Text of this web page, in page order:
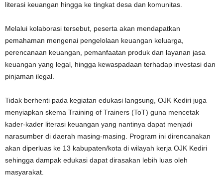
literasi keuangan hingga ke tingkat desa dan komunitas.
Melalui kolaborasi tersebut, peserta akan mendapatkan
pemahaman mengenai pengelolaan keuangan keluarga,
perencanaan keuangan, pemanfaatan produk dan layanan jasa
keuangan yang legal, hingga kewaspadaan terhadap investasi dan
pinjaman ilegal.
Tidak berhenti pada kegiatan edukasi langsung, OJK Kediri juga
menyiapkan skema Training of Trainers (ToT) guna mencetak
kader-kader literasi keuangan yang nantinya dapat menjadi
narasumber di daerah masing-masing. Program ini direncanakan
akan diperluas ke 13 kabupaten/kota di wilayah kerja OJK Kediri
sehingga dampak edukasi dapat dirasakan lebih luas oleh
masyarakat.